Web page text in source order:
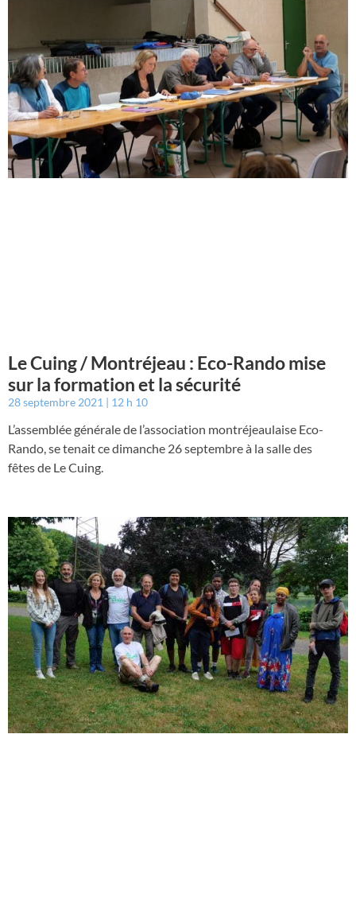
Le Cuing / Montréjeau : Eco-Rando mise
sur la formation et la sécurité
28 septembre 2021 12 h 10
L’assemblée générale de l’association montréjeaulaise Eco-
Rando, se tenait ce dimanche 26 septembre à la salle des
fêtes de Le Cuing.